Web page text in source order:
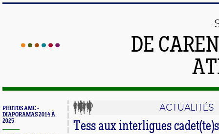
DE
PHOTOS AMC -
DIAPORAMAS 2014 À
2025
ACTUALITÉS
Tess aux interligues cadet(te)s